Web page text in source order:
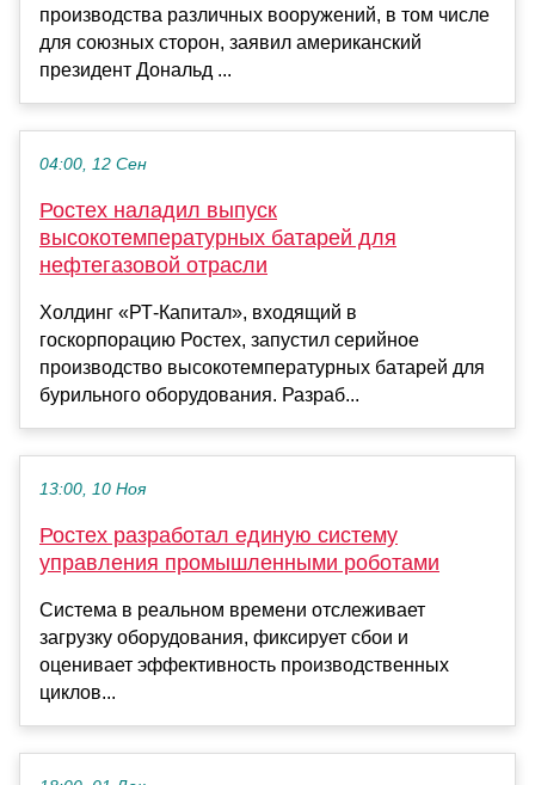
производства различных вооружений, в том числе
для союзных сторон, заявил американский
президент Дональд ...
04:00, 12 Сен
Ростех наладил выпуск
высокотемпературных батарей для
нефтегазовой отрасли
Холдинг «РТ-Капитал», входящий в
госкорпорацию Ростех, запустил серийное
производство высокотемпературных батарей для
бурильного оборудования. Разраб...
13:00, 10 Ноя
Ростех разработал единую систему
управления промышленными роботами
Система в реальном времени отслеживает
загрузку оборудования, фиксирует сбои и
оценивает эффективность производственных
циклов...